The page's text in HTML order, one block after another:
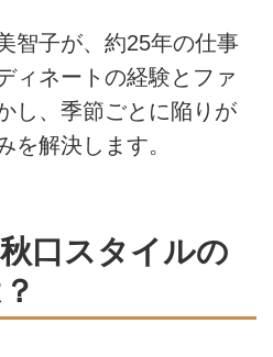
智子が、約25年の仕事
ィネートの経験とファ
し、季節ごとに陥りが
を解決します。
口スタイルの